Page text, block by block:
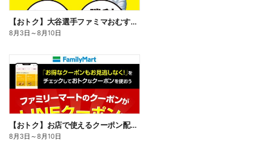
【おトク】大谷選手ファミマおむすび割
8月3日 ～8月10日
【おトク】お店で使えるクーポン配信中
8月3日 ～8月10日